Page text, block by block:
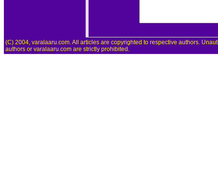
(C) 2004, varalaaru.com. All articles are copyrighted to respective authors.
authors or varalaaru.com are strictly prohibited.